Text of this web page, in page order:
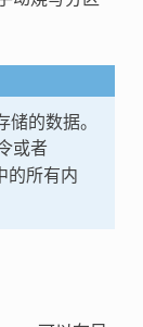
的数据。
或者
的所有内